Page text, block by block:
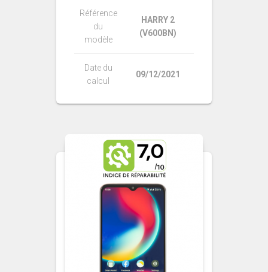
Référence
du
modèle
HARRY 2
(V600BN)
Date du
calcul
09/12/2021